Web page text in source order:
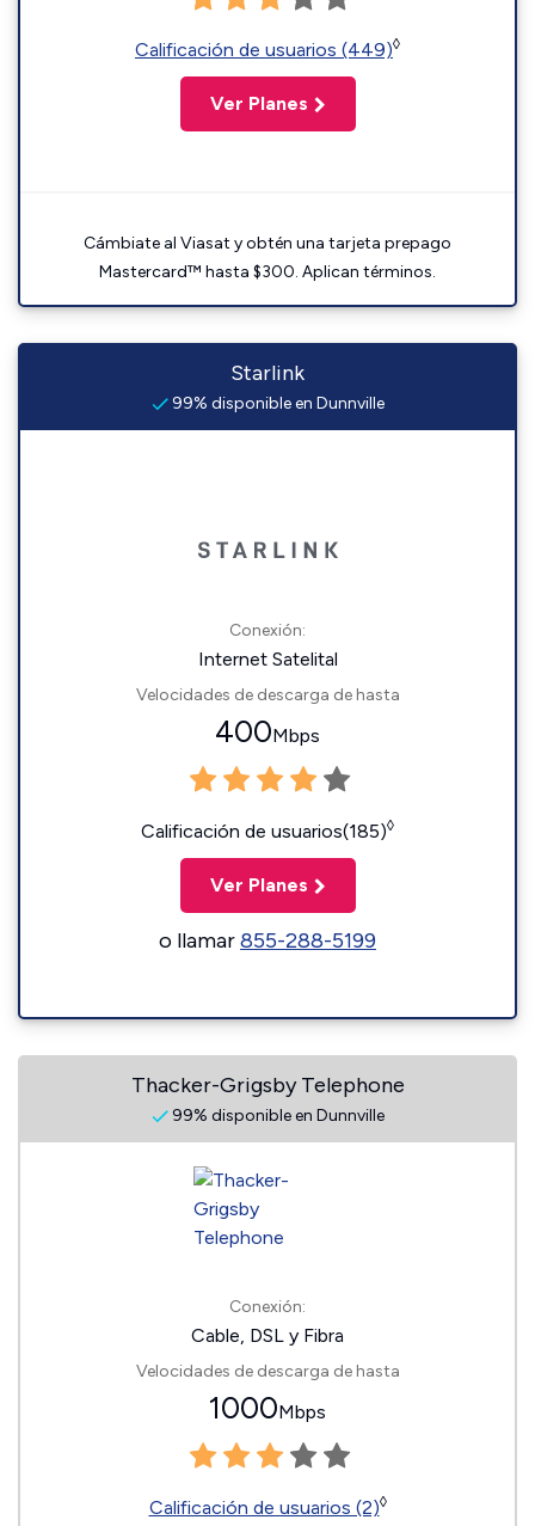
Calificación de usuarios (449)◊
Ver Planes
Cámbiate al Viasat y obtén una tarjeta prepago
Mastercard™ hasta $300. Aplican términos.
Starlink
99% disponible en Dunnville
Conexión:
Internet Satelital
Velocidades de descarga de hasta
400Mbps
Calificación de usuarios(185)◊
Ver Planes
o llamar855-288-5199
Thacker-Grigsby Telephone
99% disponible en Dunnville
Conexión:
Cable, DSL y Fibra
Velocidades de descarga de hasta
1000Mbps
Calificación de usuarios (2)◊